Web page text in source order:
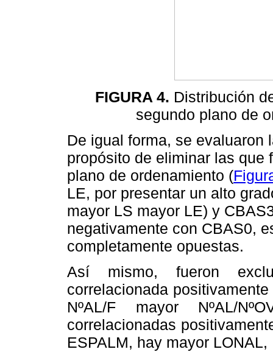
FIGURA 4. Distribución
segundo plano de
De igual forma, se
propósito de eliminar las que
plano de ordenamiento (
LE, por presentar un alto
mayor LS mayor LE) y
negativamente con CBAS0,
completamente opuestas.
Así mismo, fueron
correlacionada
NºAL/F mayor NºAL/
correlacionadas
ESPALM, hay mayor